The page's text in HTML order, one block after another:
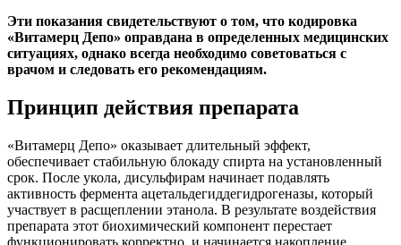
Эти показания свидетельствуют о том, что кодировка
«Витамерц Депо» оправдана в определенных медицинских
ситуациях, однако всегда необходимо советоваться с
врачом и следовать его рекомендациям.
Принцип действия препарата
«Витамерц Депо» оказывает длительный эффект,
обеспечивает стабильную блокаду спирта на установленный
срок. После укола, дисульфирам начинает подавлять
активность фермента ацетальдегиддегидрогеназы, который
участвует в расщеплении этанола. В результате воздействия
препарата этот биохимический компонент перестает